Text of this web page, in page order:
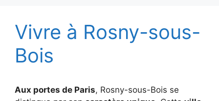
Vivre à Rosny-sous-
Bois
Aux portes de Paris, Rosny-sous-Bois se